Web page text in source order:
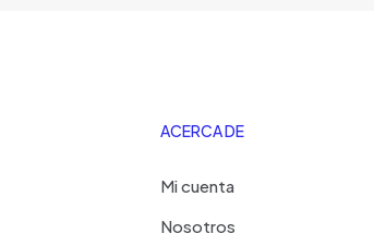
ACERCA DE
Mi cuenta
Nosotros